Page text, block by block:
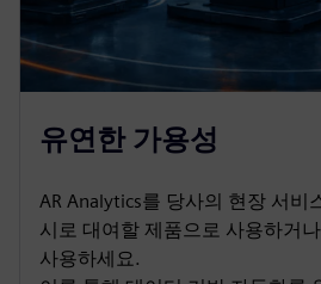
유연한 가용성
AR Analytics를 당사의 현장 서비
시로 대여할 제품으로 사용하거
사용하세요.